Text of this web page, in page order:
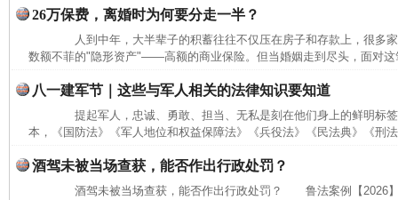
26万保费，离婚时为何要分走一半？
人到中年，大半辈子的积蓄往往不仅压在房子和存款上，很多
数额不菲的"隐形资产"——高额的商业保险。但当婚姻走到尽头，面对这
八一建军节｜这些与军人相关的法律知识要知道
提起军人，忠诚、勇敢、担当、无私是刻在他们身上的鲜明标
本，《国防法》《军人地位和权益保障法》《兵役法》《民法典》《刑
酒驾未被当场查获，能否作出行政处罚？
酒驾未被当场查获，能否作出行政处罚？ 鲁法案例【